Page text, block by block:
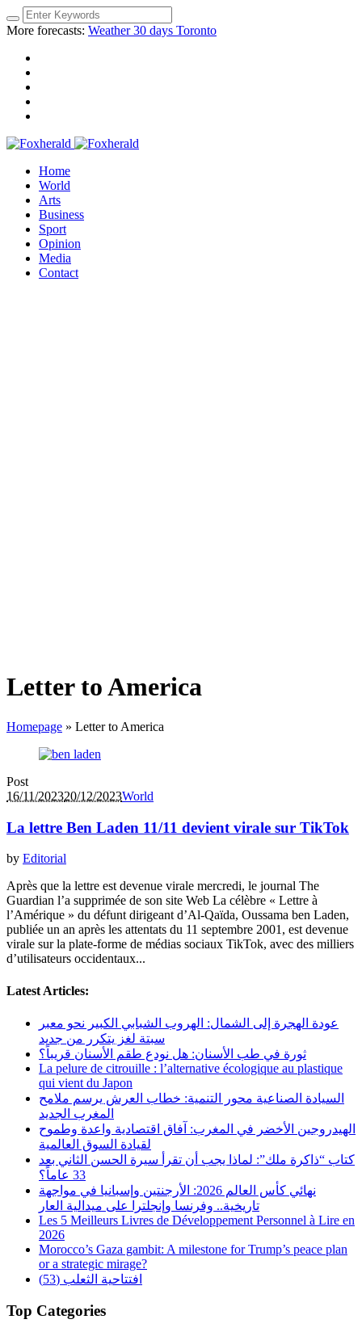
More forecasts: Weather 30 days Toronto
Home
World
Arts
Business
Sport
Opinion
Media
Contact
Letter to America
Homepage » Letter to America
Post
16/11/202320/12/2023World
La lettre Ben Laden 11/11 devient virale sur TikTok
by Editorial
Après que la lettre est devenue virale mercredi, le journal The
Guardian l’a supprimée de son site Web La célèbre « Lettre à
l’Amérique » du défunt dirigeant d’Al-Qaïda, Oussama ben Laden,
publiée un an après les attentats du 11 septembre 2001, est devenue
virale sur la plate-forme de médias sociaux TikTok, avec des milliers
d’utilisateurs occidentaux...
Latest Articles:
عودة الهجرة إلى الشمال: الهروب الشبابي الكبير نحو معبر
سبتة لغز يتكرر من جديد
ثورة في طب الأسنان: هل نودع طقم الأسنان قريباً؟
La pelure de citrouille : l’alternative écologique au plastique
qui vient du Japon
السيادة الصناعية محور التنمية: خطاب العرش يرسم ملامح
المغرب الجديد
الهيدروجين الأخضر في المغرب: آفاق اقتصادية واعدة وطموح
لقيادة السوق العالمية
كتاب “ذاكرة ملك”: لماذا يجب أن تقرأ سيرة الحسن الثاني بعد
33 عاماً؟
نهائي كأس العالم 2026: الأرجنتين وإسبانيا في مواجهة
تاريخية.. وفرنسا وإنجلترا على ميدالية العار
Les 5 Meilleurs Livres de Développement Personnel à Lire en
2026
Morocco’s Gaza gambit: A milestone for Trump’s peace plan
or a strategic mirage?
افتتاحية الثعلب (53)
Top Categories